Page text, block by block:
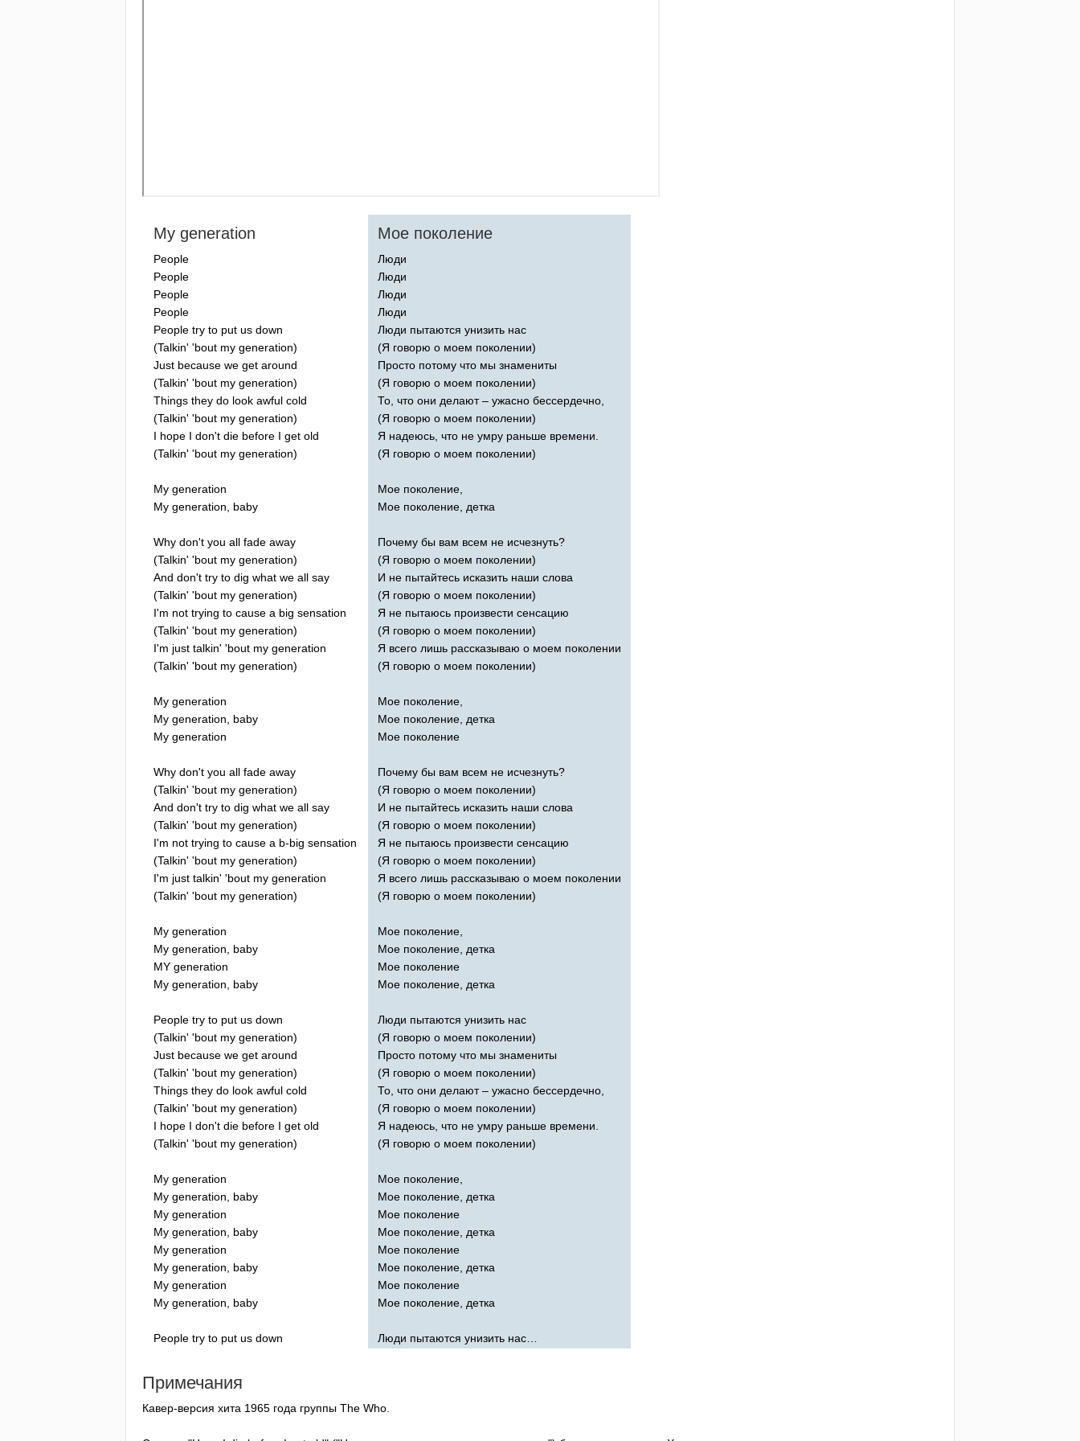
My generation
People
People
People
People
People try to put us down
(Talkin' 'bout my generation)
Just because we get around
(Talkin' 'bout my generation)
Things they do look awful cold
(Talkin' 'bout my generation)
I hope I don't die before I get old
(Talkin' 'bout my generation)
My generation
My generation baby
Why don't you all fade away
(Talkin' 'bout my generation)
And don't try to dig what we all say
(Talkin' 'bout my generation)
I'm not trying to cause a big sensation
(Talkin' 'bout my generation)
I'm just talkin' 'bout my generation
(Talkin' 'bout my generation)
My generation
My generation
baby
My generation
Why don't you all fade away
(Talkin' 'bout my generation)
And don't try to dig what we all say
(Talkin' 'bout my generation)
I'm not trying to cause a b-big sensation
(Talkin' 'bout my generation)
I'm just talkin' 'bout my generation
(Talkin' 'bout my generation)
My generation
My generation
baby
MY generation
My generation baby
People try to put us down
(Talkin' 'bout my generation)
Just because we get around
(Talkin' 'bout my generation)
Things they do look awful cold
(Talkin' 'bout my generation)
I hope I don't die before I get old
(Talkin' 'bout my generation)
My generation
My generation
baby
My generation
My generation
baby
My generation
My generation
baby
My generation
My generation baby
People try to put us down
Мое поколение
Люди
Люди
Люди
Люди
Люди пытаются унизить нас
(Я говорю о моем поколении)
Просто потому что мы знамениты
(Я говорю о моем поколении)
То, что они делают – ужасно бессердечно,
(Я говорю о моем поколении)
Я надеюсь, что не умру раньше времени.
(Я говорю о моем поколении)
Мое поколение,
Мое поколение, детка
Почему бы вам всем не исчезнуть?
(Я говорю о моем поколении)
И не пытайтесь исказить наши слова
(Я говорю о моем поколении)
Я не пытаюсь произвести сенсацию
(Я говорю о моем поколении)
Я всего лишь рассказываю о моем поколении
(Я говорю о моем поколении)
Мое поколение,
Мое поколение, детка
Мое поколение
Почему бы вам всем не исчезнуть?
(Я говорю о моем поколении)
И не пытайтесь исказить наши слова
(Я говорю о моем поколении)
Я не пытаюсь произвести сенсацию
(Я говорю о моем поколении)
Я всего лишь рассказываю о моем поколении
(Я говорю о моем поколении)
Мое поколение,
Мое поколение, детка
Мое поколение
Мое поколение, детка
Люди пытаются унизить нас
(Я говорю о моем поколении)
Просто потому что мы знамениты
(Я говорю о моем поколении)
То, что они делают – ужасно бессердечно,
(Я говорю о моем поколении)
Я надеюсь, что не умру раньше времени.
(Я говорю о моем поколении)
Мое поколение,
Мое поколение, детка
Мое поколение
Мое поколение, детка
Мое поколение
Мое поколение, детка
Мое поколение
Мое поколение, детка
Люди пытаются унизить нас…
Примечания
Кавер-версия хита 1965 года группы The Who